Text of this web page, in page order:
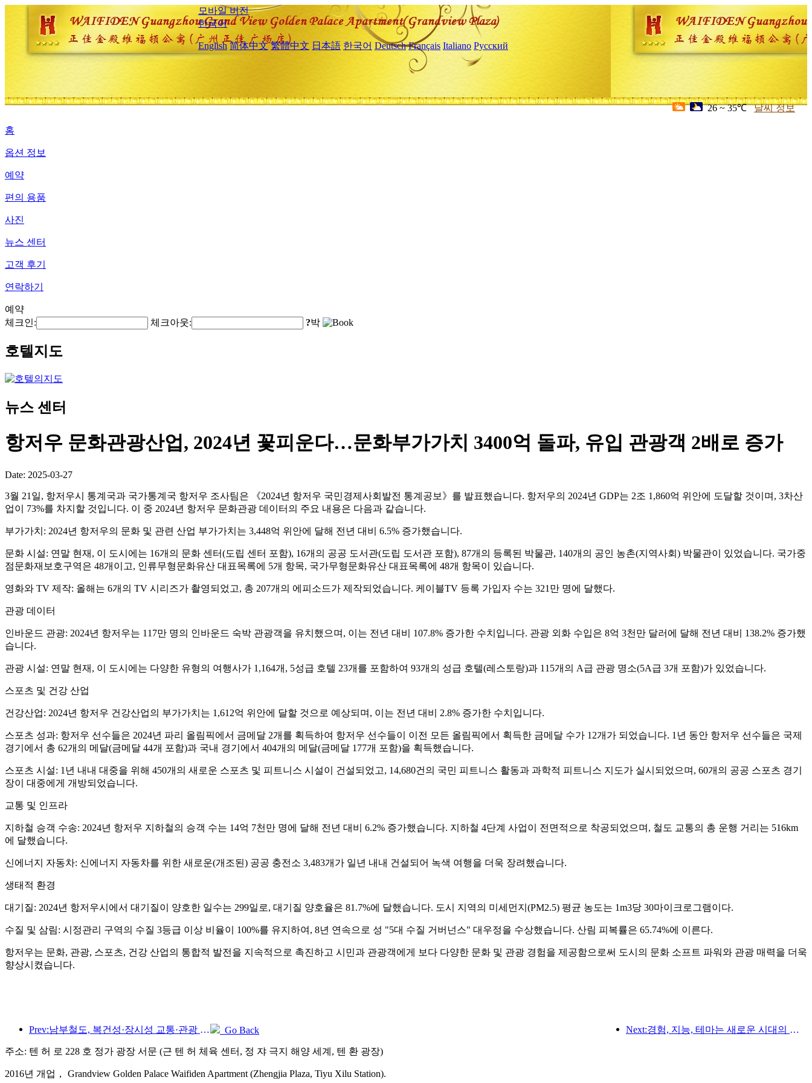
모바일 버전
한국어
English 简体中文 繁體中文 日本語 한국어 Deutsch Français Italiano Русский
26 ~ 35℃ 날씨 정보
홈
옵션 정보
예약
편의 용품
사진
뉴스 센터
고객 후기
연락하기
예약
체크인:
체크아웃: ?박
호텔지도
뉴스 센터
항저우 문화관광산업, 2024년 꽃피운다…문화부가가치 3400억 돌파, 유입 관광객 2배로 증가
Date: 2025-03-27
3월 21일, 항저우시 통계국과 국가통계국 항저우 조사팀은 《2024년 항저우 국민경제사회발전 통계공보》를 발표했습니다. 항저우의 2024년 GDP는 2조 1,860억 위안에 도달할 것이며, 3차산
업이 73%를 차지할 것입니다. 이 중 2024년 항저우 문화관광 데이터의 주요 내용은 다음과 같습니다.
부가가치: 2024년 항저우의 문화 및 관련 산업 부가가치는 3,448억 위안에 달해 전년 대비 6.5% 증가했습니다.
문화 시설: 연말 현재, 이 도시에는 16개의 문화 센터(도립 센터 포함), 16개의 공공 도서관(도립 도서관 포함), 87개의 등록된 박물관, 140개의 공인 농촌(지역사회) 박물관이 있었습니다. 국가중
점문화재보호구역은 48개이고, 인류무형문화유산 대표목록에 5개 항목, 국가무형문화유산 대표목록에 48개 항목이 있습니다.
영화와 TV 제작: 올해는 6개의 TV 시리즈가 촬영되었고, 총 207개의 에피소드가 제작되었습니다. 케이블TV 등록 가입자 수는 321만 명에 달했다.
관광 데이터
인바운드 관광: 2024년 항저우는 117만 명의 인바운드 숙박 관광객을 유치했으며, 이는 전년 대비 107.8% 증가한 수치입니다. 관광 외화 수입은 8억 3천만 달러에 달해 전년 대비 138.2% 증가했
습니다.
관광 시설: 연말 현재, 이 도시에는 다양한 유형의 여행사가 1,164개, 5성급 호텔 23개를 포함하여 93개의 성급 호텔(레스토랑)과 115개의 A급 관광 명소(5A급 3개 포함)가 있었습니다.
스포츠 및 건강 산업
건강산업: 2024년 항저우 건강산업의 부가가치는 1,612억 위안에 달할 것으로 예상되며, 이는 전년 대비 2.8% 증가한 수치입니다.
스포츠 성과: 항저우 선수들은 2024년 파리 올림픽에서 금메달 2개를 획득하여 항저우 선수들이 이전 모든 올림픽에서 획득한 금메달 수가 12개가 되었습니다. 1년 동안 항저우 선수들은 국제
경기에서 총 62개의 메달(금메달 44개 포함)과 국내 경기에서 404개의 메달(금메달 177개 포함)을 획득했습니다.
스포츠 시설: 1년 내내 대중을 위해 450개의 새로운 스포츠 및 피트니스 시설이 건설되었고, 14,680건의 국민 피트니스 활동과 과학적 피트니스 지도가 실시되었으며, 60개의 공공 스포츠 경기
장이 대중에게 개방되었습니다.
교통 및 인프라
지하철 승객 수송: 2024년 항저우 지하철의 승객 수는 14억 7천만 명에 달해 전년 대비 6.2% 증가했습니다. 지하철 4단계 사업이 전면적으로 착공되었으며, 철도 교통의 총 운행 거리는 516km
에 달했습니다.
신에너지 자동차: 신에너지 자동차를 위한 새로운(개조된) 공공 충전소 3,483개가 일년 내내 건설되어 녹색 여행을 더욱 장려했습니다.
생태적 환경
대기질: 2024년 항저우시에서 대기질이 양호한 일수는 299일로, 대기질 양호율은 81.7%에 달했습니다. 도시 지역의 미세먼지(PM2.5) 평균 농도는 1m3당 30마이크로그램이다.
수질 및 삼림: 시정관리 구역의 수질 3등급 이상 비율이 100%를 유지하여, 8년 연속으로 성 "5대 수질 거버넌스" 대우정을 수상했습니다. 산림 피복률은 65.74%에 이른다.
항저우는 문화, 관광, 스포츠, 건강 산업의 통합적 발전을 지속적으로 촉진하고 시민과 관광객에게 보다 다양한 문화 및 관광 경험을 제공함으로써 도시의 문화 소프트 파워와 관광 매력을 더욱
향상시켰습니다.
Prev:남부철도, 복건성·장시성 교통·관광 통합개발 촉진 위해 신규 승차권 11종 출시 Next:경험, 지능, 테마는 새로운 시대의 호텔을 위한 솔루션입니다.
Go Back
주소: 텐 허 로 228 호 정가 광장 서문 (근 텐 허 체육 센터, 정 쟈 극지 해양 세계, 텐 환 광장)
2016년 개업， Grandview Golden Palace Waifiden Apartment (Zhengjia Plaza, Tiyu Xilu Station).